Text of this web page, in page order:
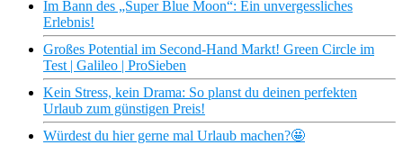
Im Bann des „Super Blue Moon“: Ein unvergessliches
Erlebnis!
Großes Potential im Second-Hand Markt! Green Circle im
Test | Galileo | ProSieben
Kein Stress, kein Drama: So planst du deinen perfekten
Urlaub zum günstigen Preis!
Würdest du hier gerne mal Urlaub machen?🤩